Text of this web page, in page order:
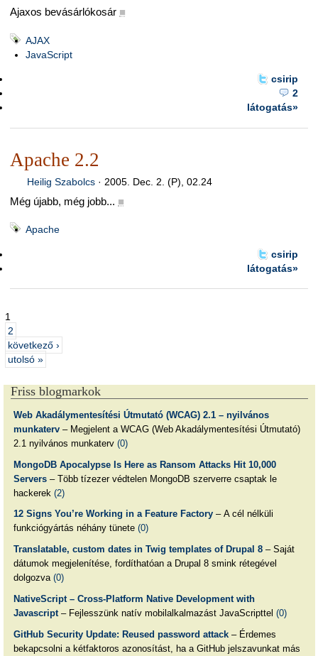
Ajaxos bevásárlókosár ■
AJAX
JavaScript
csirip
2
látogatás»
Apache 2.2
Heilig Szabolcs· 2005. Dec. 2. (P), 02.24
Még újabb, még jobb... ■
Apache
csirip
látogatás»
1
2
következő ›
utolsó »
Friss blogmarkok
Web Akadálymentesítési Útmutató (WCAG) 2.1 – nyilvános
munkaterv– Megjelent a WCAG (Web Akadálymentesítési Útmutató)
2.1 nyilvános munkaterv (0)
MongoDB Apocalypse Is Here as Ransom Attacks Hit 10,000
Servers– Több tízezer védtelen MongoDB szerverre csaptak le
hackerek (2)
12 Signs You’re Working in a Feature Factory– A cél nélküli
funkciógyártás néhány tünete (0)
Translatable, custom dates in Twig templates of Drupal 8– Saját
dátumok megjelenítése, fordíthatóan a Drupal 8 smink rétegével
dolgozva (0)
NativeScript – Cross-Platform Native Development with
Javascript– Fejlesszünk natív mobilalkalmazást JavaScripttel (0)
GitHub Security Update: Reused password attack– Érdemes
bekapcsolni a kétfaktoros azonosítást, ha a GitHub jelszavunkat más